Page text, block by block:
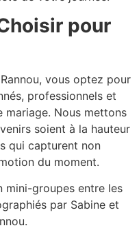
pour
vous optez pour
professionnels et
mariage. Nous mettons
soient à la hauteur
qui capturent non
du moment.